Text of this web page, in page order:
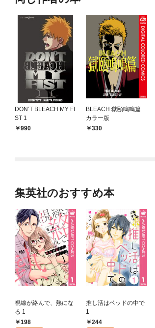
DON’T BLEACH MY FI
ST 1
990
BLEACH 獄頤鳴鳴篇
カラー版
330
集英社のおすすめ本
視線が絡んで、熱にな
る 1
198
推し活はベッドの中で
1
244